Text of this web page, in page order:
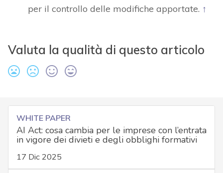
per il controllo delle modifiche apportate. ↑
Valuta la qualità di questo articolo
WHITE PAPER
AI Act: cosa cambia per le imprese con l’entrata
in vigore dei divieti e degli obblighi formativi
17 Dic 2025